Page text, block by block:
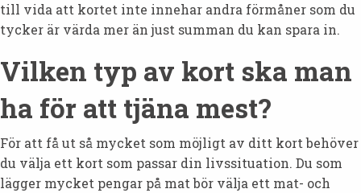
till vida att kortet inte innehar andra förmåner som du
tycker är värda mer än just summan du kan spara in.
Vilken typ av kort ska man
ha för att tjäna mest?
För att få ut så mycket som möjligt av ditt kort behöver
du välja ett kort som passar din livssituation. Du som
lägger mycket pengar på mat bör välja ett mat- och